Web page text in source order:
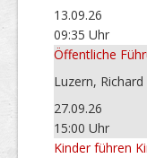
13.09.26
09:35 Uhr
Öffentliche
Luzern,
27.09.26
15:00 Uhr
Kinder führen